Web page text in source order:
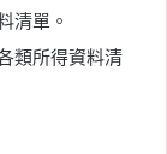
清單。
類所得資料清